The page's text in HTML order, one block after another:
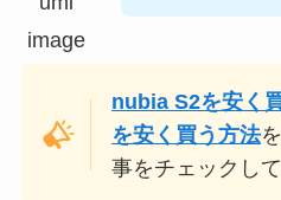
nubia S2を安く
を安く買う方法
事をチェックし